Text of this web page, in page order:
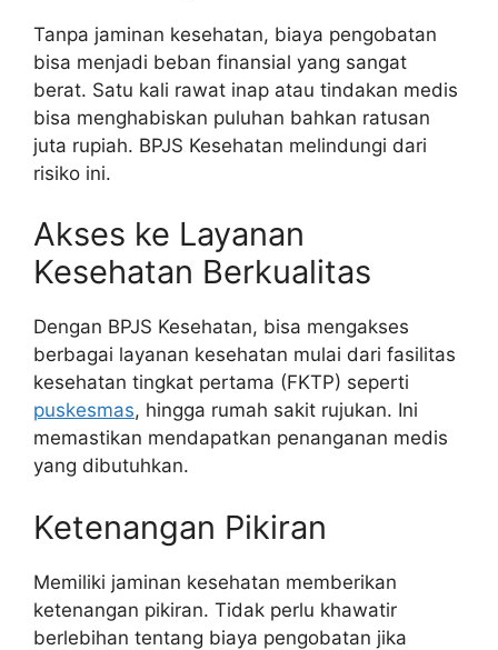
Tanpa jaminan kesehatan, biaya pengobatan
bisa menjadi beban finansial yang sangat
berat. Satu kali rawat inap atau tindakan medis
bisa menghabiskan puluhan bahkan ratusan
juta rupiah. BPJS Kesehatan melindungi dari
risiko ini.
Akses ke Layanan
Kesehatan Berkualitas
Dengan BPJS Kesehatan, bisa mengakses
berbagai layanan kesehatan mulai dari fasilitas
kesehatan tingkat pertama (FKTP) seperti
puskesmas, hingga rumah sakit rujukan. Ini
memastikan mendapatkan penanganan medis
yang dibutuhkan.
Ketenangan Pikiran
Memiliki jaminan kesehatan memberikan
ketenangan pikiran. Tidak perlu khawatir
berlebihan tentang biaya pengobatan jika